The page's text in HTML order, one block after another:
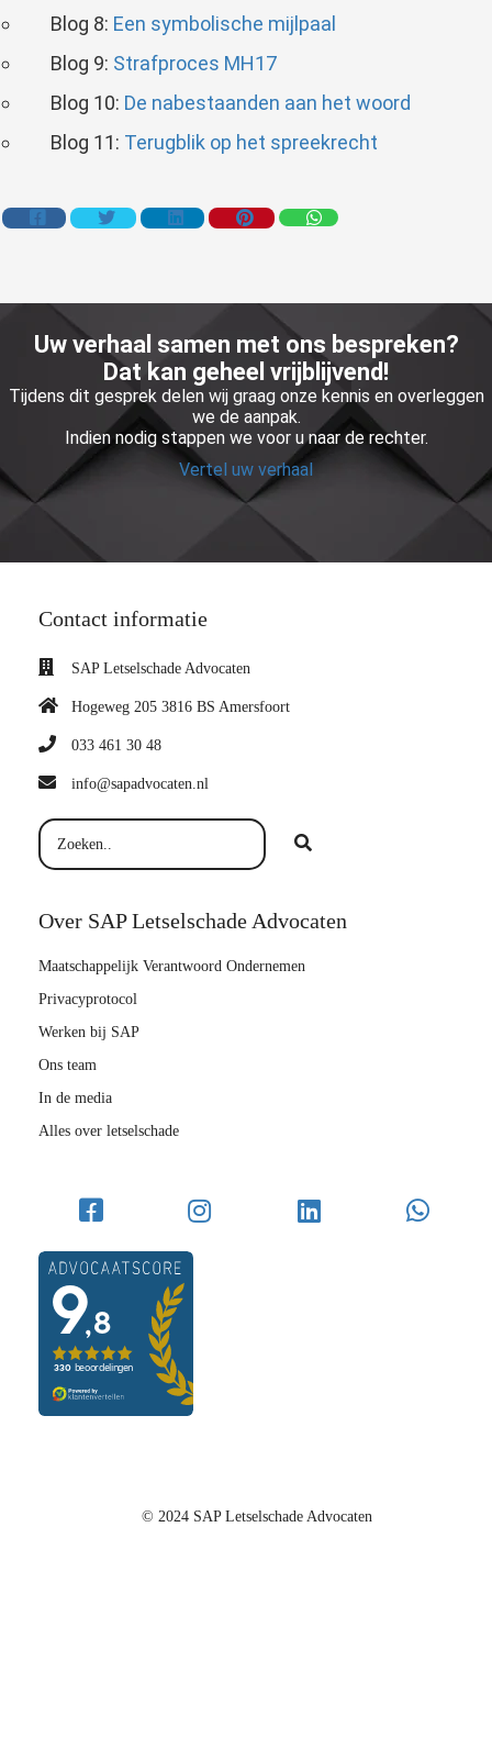
Blog 8: Een symbolische mijlpaal
Blog 9: Strafproces MH17
Blog 10: De nabestaanden aan het woord
Blog 11: Terugblik op het spreekrecht
Uw verhaal samen met ons bespreken?
Dat kan geheel vrijblijvend!
Tijdens dit gesprek delen wij graag onze kennis en overleggen
we de aanpak.
Indien nodig stappen we voor u naar de rechter.
Vertel uw verhaal
Contact informatie
SAP Letselschade Advocaten
Hogeweg 205 3816 BS Amersfoort
033 461 30 48
info@sapadvocaten.nl
Over SAP Letselschade Advocaten
Maatschappelijk Verantwoord Ondernemen
Privacyprotocol
Werken bij SAP
Ons team
In de media
Alles over letselschade
© 2024 SAP Letselschade Advocaten